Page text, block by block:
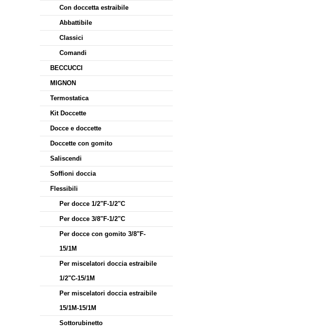
Con doccetta estraibile
Abbattibile
Classici
Comandi
BECCUCCI
MIGNON
Termostatica
Kit Doccette
Docce e doccette
Doccette con gomito
Saliscendi
Soffioni doccia
Flessibili
Per docce 1/2"F-1/2"C
Per docce 3/8"F-1/2"C
Per docce con gomito 3/8"F-
15/1M
Per miscelatori doccia estraibile
1/2"C-15/1M
Per miscelatori doccia estraibile
15/1M-15/1M
Sottorubinetto